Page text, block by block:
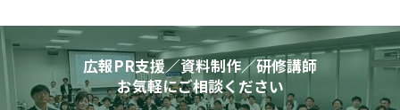
広報PR支援／資料制作／研修講師
お気軽にご相談ください